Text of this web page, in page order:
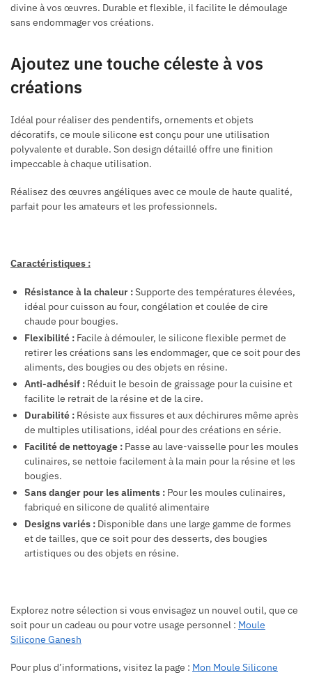
divine à vos œuvres. Durable et flexible, il facilite le démoulage
sans endommager vos créations.
Ajoutez une touche céleste à vos
créations
Idéal pour réaliser des pendentifs, ornements et objets
décoratifs, ce moule silicone est conçu pour une utilisation
polyvalente et durable. Son design détaillé offre une finition
impeccable à chaque utilisation.
Réalisez des œuvres angéliques avec ce moule de haute qualité,
parfait pour les amateurs et les professionnels.
Caractéristiques :
Résistance à la chaleur :Supporte des températures élevées,
idéal pour cuisson au four, congélation et coulée de cire
chaude pour bougies.
Flexibilité : Facile à démouler, le silicone flexible permet de
retirer les créations sans les endommager, que ce soit pour des
aliments, des bougies ou des objets en résine.
Anti-adhésif : Réduit le besoin de graissage pour la cuisine et
facilite le retrait de la résine et de la cire.
Durabilité : Résiste aux fissures et aux déchirures même après
de multiples utilisations, idéal pour des créations en série.
Facilité de nettoyage : Passe au lave-vaisselle pour les moules
culinaires, se nettoie facilement à la main pour la résine et les
bougies.
Sans danger pour les aliments : Pour les moules culinaires,
fabriqué en silicone de qualité alimentaire
Designs variés : Disponible dans une large gamme de formes
et de tailles, que ce soit pour des desserts, des bougies
artistiques ou des objets en résine.
Explorez notre sélection si vous envisagez un nouvel outil, que ce
soit pour un cadeau ou pour votre usage personnel : Moule
Silicone Ganesh
Pour plus d’informations, visitez la page : Mon Moule Silicone